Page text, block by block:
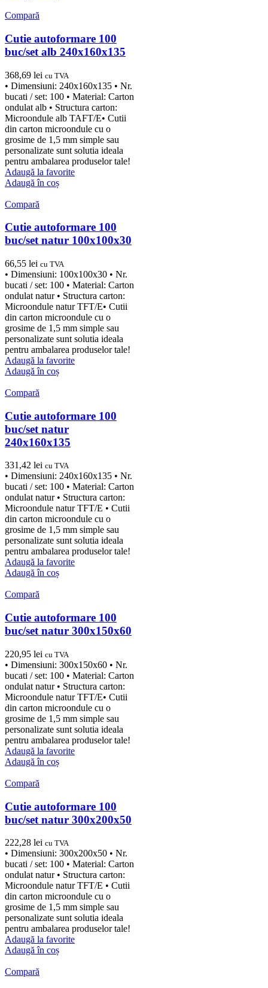
Compară
Cutie autoformare 100
buc/set alb 240x160x135
368,69 lei cu TVA
• Dimensiuni: 240x160x135 • Nr.
bucati / set: 100 • Material: Carton
ondulat alb • Structura carton:
Microondule alb TAFT/E• Cutii
din carton microondule cu o
grosime de 1,5 mm simple sau
personalizate sunt solutia ideala
pentru ambalarea produselor tale!
Adaugă la favorite
Adaugă în coș
Compară
Cutie autoformare 100
buc/set natur 100x100x30
66,55 lei cu TVA
• Dimensiuni: 100x100x30 • Nr.
bucati / set: 100 • Material: Carton
ondulat natur • Structura carton:
Microondule natur TFT/E• Cutii
din carton microondule cu o
grosime de 1,5 mm simple sau
personalizate sunt solutia ideala
pentru ambalarea produselor tale!
Adaugă la favorite
Adaugă în coș
Compară
Cutie autoformare 100
buc/set natur
240x160x135
331,42 lei cu TVA
• Dimensiuni: 240x160x135 • Nr.
bucati / set: 100 • Material: Carton
ondulat natur • Structura carton:
Microondule natur TFT/E • Cutii
din carton microondule cu o
grosime de 1,5 mm simple sau
personalizate sunt solutia ideala
pentru ambalarea produselor tale!
Adaugă la favorite
Adaugă în coș
Compară
Cutie autoformare 100
buc/set natur 300x150x60
220,95 lei cu TVA
• Dimensiuni: 300x150x60 • Nr.
bucati / set: 100 • Material: Carton
ondulat natur • Structura carton:
Microondule natur TFT/E• Cutii
din carton microondule cu o
grosime de 1,5 mm simple sau
personalizate sunt solutia ideala
pentru ambalarea produselor tale!
Adaugă la favorite
Adaugă în coș
Compară
Cutie autoformare 100
buc/set natur 300x200x50
222,28 lei cu TVA
• Dimensiuni: 300x200x50 • Nr.
bucati / set: 100 • Material: Carton
ondulat natur • Structura carton:
Microondule natur TFT/E • Cutii
din carton microondule cu o
grosime de 1,5 mm simple sau
personalizate sunt solutia ideala
pentru ambalarea produselor tale!
Adaugă la favorite
Adaugă în coș
Compară